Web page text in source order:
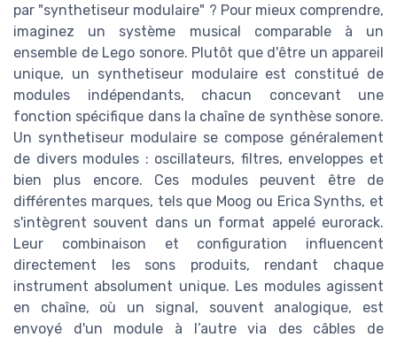
par "synthetiseur modulaire" ? Pour mieux comprendre,
imaginez un système musical comparable à un
ensemble de Lego sonore. Plutôt que d'être un appareil
unique, un synthetiseur modulaire est constitué de
modules indépendants, chacun concevant une
fonction spécifique dans la chaîne de synthèse sonore.
Un synthetiseur modulaire se compose généralement
de divers modules : oscillateurs, filtres, enveloppes et
bien plus encore. Ces modules peuvent être de
différentes marques, tels que Moog ou Erica Synths, et
s'intègrent souvent dans un format appelé eurorack.
Leur combinaison et configuration influencent
directement les sons produits, rendant chaque
instrument absolument unique. Les modules agissent
en chaîne, où un signal, souvent analogique, est
envoyé d'un module à l’autre via des câbles de